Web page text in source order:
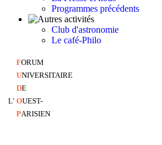
Programmes précédents
Club d'astronomie
Le café-Philo
FORUM
UNIVERSITAIRE
DE
L' OUEST-
PARISIEN